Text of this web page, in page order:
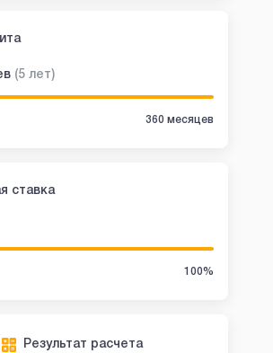
(5 лет)
360 месяцев
ставка
100%
Результат расчета